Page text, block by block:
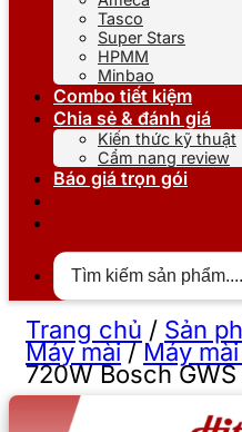
Tasco
Super Stars
HPMM
Minbao
Combo tiết kiệm
Chia sẻ & đánh giá
Kiến thức kỹ thuật
Cẩm nang review
Báo giá trọn gói
Trang chủ / Sản
Máy mài/Máy
720W Bosch